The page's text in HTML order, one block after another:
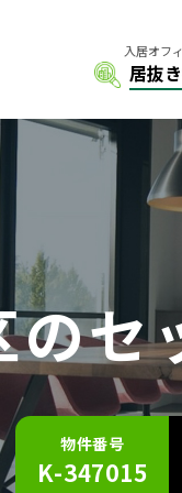
のセ
物件番号
K-347015